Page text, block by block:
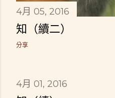
4月 05, 2016
知（續二）
分享
4月 01, 2016